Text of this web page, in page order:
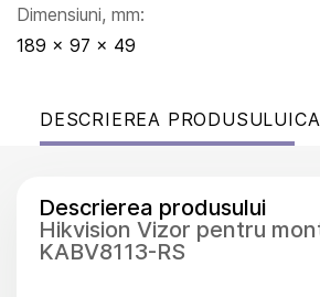
Dimensiuni, mm:
189 x 97 x 49
DESCRIEREA PRODUSULUI
Descrierea produsului
Hikvision Vizor pentru
KABV8113-RS